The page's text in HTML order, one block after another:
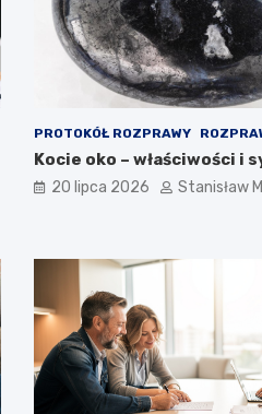
PROTOKÓŁ ROZPRAWY
Kocie oko – właściwości i
20 lipca 2026 Stanisław